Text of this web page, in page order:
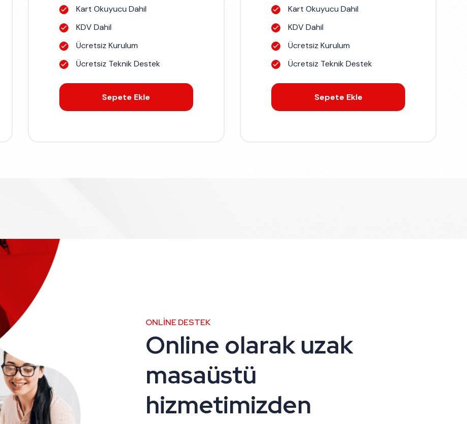
Kart Okuyucu Dahil
KDV Dahil
Ücretsiz Kurulum
Ücretsiz Teknik Destek
Sepete Ekle
Kart Okuyucu Dahil
KDV Dahil
Ücretsiz Kurulum
Ücretsiz Teknik Destek
Sepete Ekle
ONLINE DESTEK
Online olarak uzak
masaüstü
hizmetimizden